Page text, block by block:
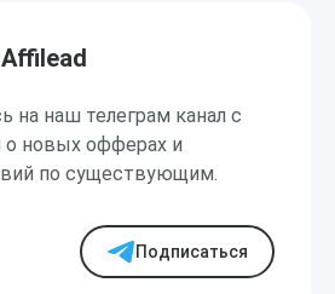
на наш телеграм канал с
новых офферах и
по существующим.
Подписаться